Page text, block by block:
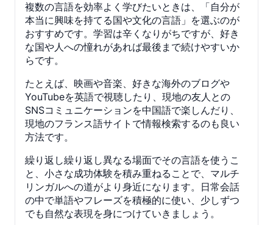
複数の言語を効率よく学びたいときは、「自分が
本当に興味を持てる国や文化の言語」を選ぶのが
おすすめです。学習は辛くなりがちですが、好き
な国や人への憧れがあれば最後まで続けやすいか
らです。
たとえば、映画や音楽、好きな海外のブログや
YouTubeを英語で視聴したり、現地の友人との
SNSコミュニケーションを中国語で楽しんだり、
現地のフランス語サイトで情報検索するのも良い
方法です。
繰り返し繰り返し異なる場面でその言語を使うこ
と、小さな成功体験を積み重ねることで、マルチ
リンガルへの道がより身近になります。日常会話
の中で単語やフレーズを積極的に使い、少しずつ
でも自然な表現を身につけていきましょう。